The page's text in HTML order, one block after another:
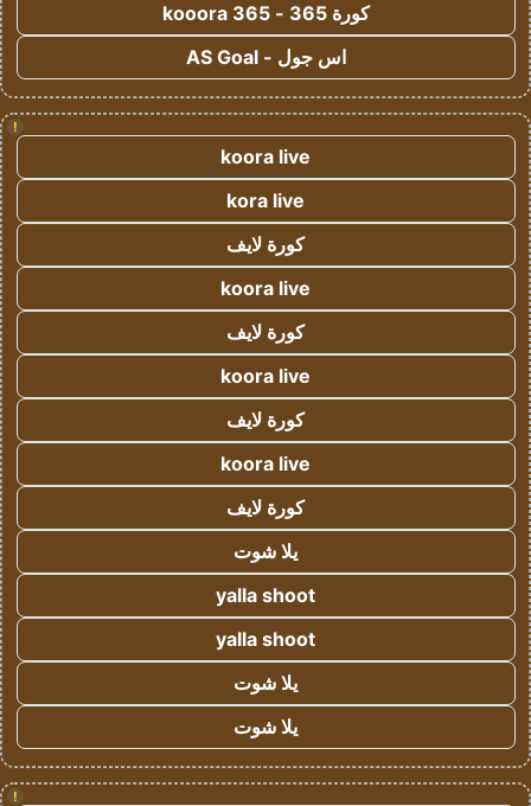
كورة 365 - kooora 365
اس جول - AS Goal
!
koora live
kora live
كورة لايف
koora live
كورة لايف
koora live
كورة لايف
koora live
كورة لايف
يلا شوت
yalla shoot
yalla shoot
يلا شوت
يلا شوت
!